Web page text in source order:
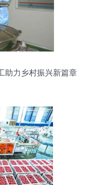
助力乡村振兴新篇章